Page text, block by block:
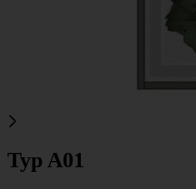
Typ A01